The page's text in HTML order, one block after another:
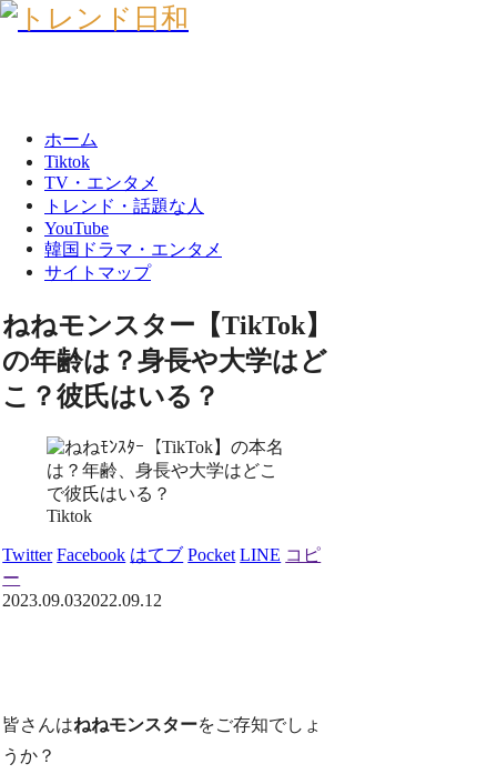
ホーム
Tiktok
TV・エンタメ
トレンド・話題な人
YouTube
韓国ドラマ・エンタメ
サイトマップ
ねねモンスター【TikTok】
の年齢は？身長や大学はど
こ？彼氏はいる？
Tiktok
Twitter Facebook はてブ Pocket LINE コピ
ー
2023.09.032022.09.12
皆さんはねねモンスターをご存知でしょ
うか？